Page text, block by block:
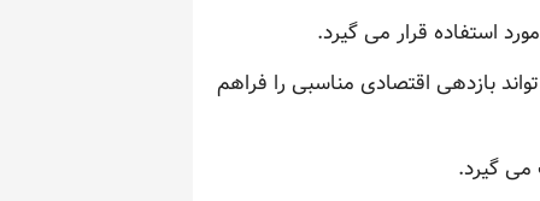
استفاده قرار می گیرد.
بازدهی اقتصادی مناسبی را فراهم
می گیرد.